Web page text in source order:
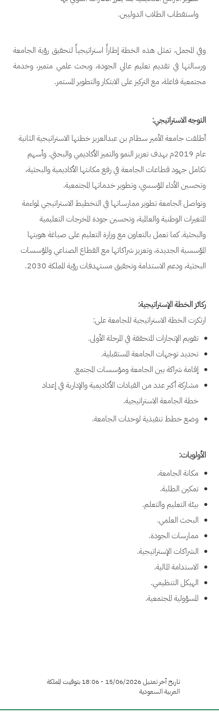
واستقطاب الطلاب الدوليين.
وفي المجمل، تمثل هذه الخطة إطاراً استراتيجياً لتحقيق رؤية الجامعة
ورسالتها في تقديم تعليم عالي الجودة، وبحث علمي متميز، وخدمة
مجتمعية فاعلة، مع التركيز على الابتكار والتطوير المستمر.
التوجه الاستراتيجي:
أطلقت جامعة الأمير سطام بن عبدالعزيز خطتها الاستراتيجية الثانية
عام 2019م بهدف تعزيز النمو والتميز الأكاديمي والبحثي. وأسهم
تكامل جهود قطاعات الجامعة في رفع مكانتها الأكاديمية والبحثية،
وتحسين الأداء المؤسسي، وتطوير خدماتها المجتمعية.
وتواصل الجامعة تطوير ممارساتها في التخطيط الاستراتيجي لمواءمة
المتغيرات الوطنية والعالمية، وتحسين جودة المخرجات التعليمية
والبحثية. كما تعمل بالتعاون مع وزارة التعليم على صياغة هويتها
المؤسسية الجديدة، وتعزيز شراكاتها مع القطاع الصناعي والمؤسسات
البحثية، ودعم الاستدامة وتحقيق مستهدفات رؤية المملكة 2030.
ركائز الخطة الإستراتيجية:
ارتكزت الخطة الاستراتيجية للجامعة على:
تقويم الإنجازات المتحققة في المرحلة الأولى.
تحديد توجهات الجامعة المستقبلية.
إقامة شراكة بين الجامعة ومؤسسات المجتمع.
مشاركة أكبر عدد من القيادات الأكاديمية والإدارية في إعداد
خطة الجامعة الاستراتيجية.
وضع خطط تنفيذية لوحدات الجامعة.
الأولويات:
مكانة الجامعة.
تمكين الطلبة.
بيئة التعليم والتعلم.
البحث العلمي.
ممارسات الجودة.
الشراكات الإستراتيجية.
الاستدامة المالية.
الهيكل التنظيمي.
المسؤولية المجتمعية.
تاريخ آخر تعديل 15/06/2026 - 18:06 بتوقيت المملكة
العربية السعودية